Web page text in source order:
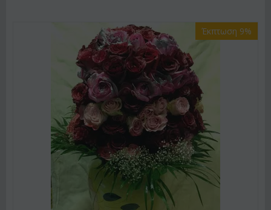
Έκπτωση 9%